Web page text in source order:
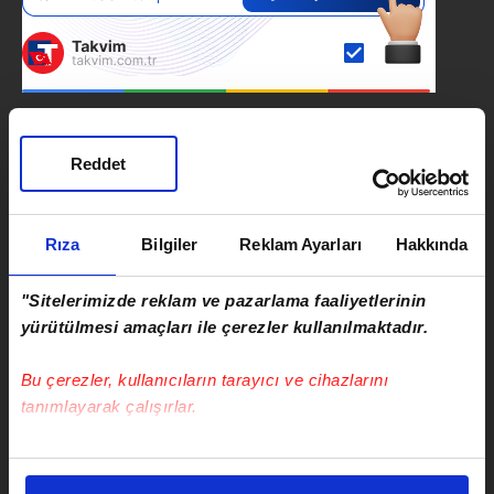
Rıza Bilgiler Reklam Ayarları Hakkında
"Sitelerimizde reklam ve pazarlama faaliyetlerinin
yürütülmesi amaçları ile çerezler kullanılmaktadır.
Bu çerezler, kullanıcıların tarayıcı ve cihazlarını
tanımlayarak çalışırlar.
Bu çerezlere izin vermeniz halinde sizlere özel
Reddet
Anadolu Otoyolu'nda tatil
dönüşü çilesi: İstanbul yönünde
ÖNCEKİ HABER
CHP’de grup toplantısı krizi:
Kılıçdaroğlu 'Toplantı yok' dedi!